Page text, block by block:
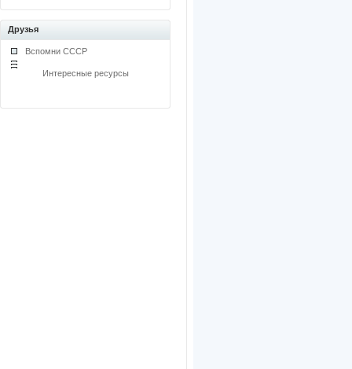
Друзья
Вспомни СССР
Интересные ресурсы